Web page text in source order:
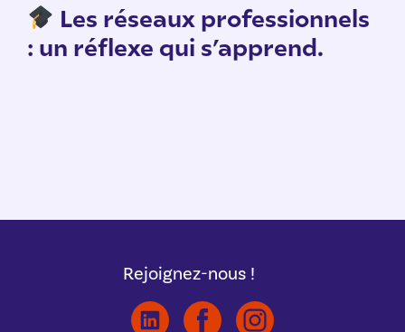
Les réseaux professionnels
: un réflexe qui s’apprend.
Rejoignez-nous !